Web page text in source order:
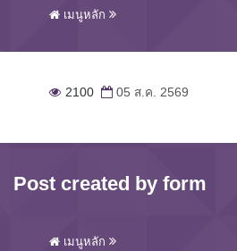
เมนูหลัก
2100 05 ส.ค. 2569
Post created by form
เมนูหลัก